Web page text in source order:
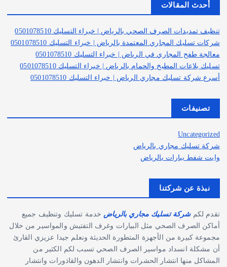
ن
أحدث المقالات
تنظيف تمديدات الصرف الصحي بالرياض | خبراء التسليك 0501078510
شركات تسليك المجاري المعتمدة بالرياض | خبراء التسليك 0501078510
معالجة طفح المجاري في الرياض | خبراء التسليك 0501078510
تسليك بلاعات المطبخ والحمام بالرياض | خبراء التسليك 0501078510
أسرع شركة تسليك مجاري الرياض | خبراء التسليك 0501078510
تصنيفات
Uncategorized
شركة تسليك مجاري بالرياض
وايت شفط بيارات بالرياض
نبذة عن شركتنا
تقدم لكمشركة تسليك مجاري بالرياض خدمة تسليك وتنظيف جميع
أماكن الصرف الصحي مثل البيارات وغرف التفتيش والمواسير من خلال
مجموعة كبيرة من الأجهزة المتطورة الحديثة ونعلم جيدا عزيزي القارئ
أن مشكلة انسداد مواسير الصرف الصحي تسبب لكم الكثير من
المشاكل منها انتشار الحشرات وانتشار الدهون والقاذورات وانتشار